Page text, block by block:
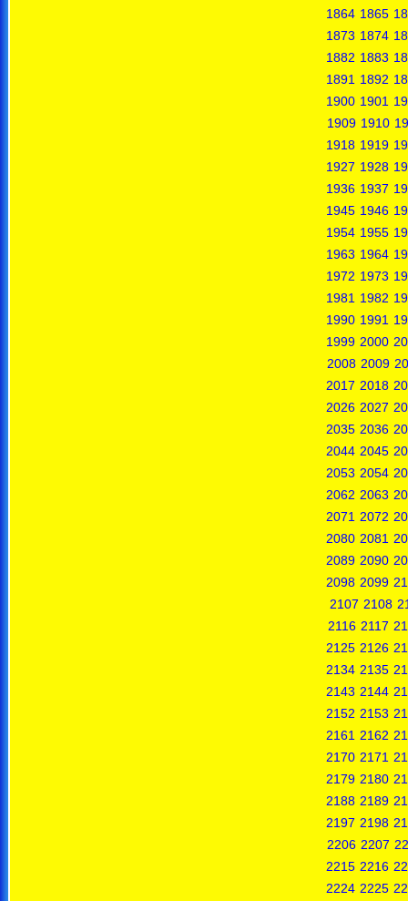
1864 1865
1873 1874
1882 1883
1891 1892
1900 1901
1909 1910
1918 1919
1927 1928
1936 1937
1945 1946
1954 1955
1963 1964
1972 1973
1981 1982
1990 1991
1999 2000
2008 2009
2017 2018
2026 2027
2035 2036
2044 2045
2053 2054
2062 2063
2071 2072
2080 2081
2089 2090
2098 2099
2107 2108
2116 2117
2125 2126
2134 2135
2143 2144
2152 2153
2161 2162
2170 2171
2179 2180
2188 2189
2197 2198
2206 2207
2215 2216
2224 2225